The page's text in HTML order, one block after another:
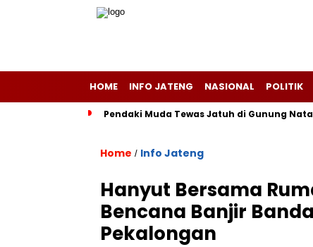
HOME INFO JATENG NASIONAL POLITIK
Pendaki Muda Tewas Jatuh di Gunung
Home / Info Jateng
Hanyut Bersama
Bencana Banjir
Pekalongan